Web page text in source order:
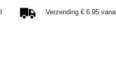
Verzending € 6.95